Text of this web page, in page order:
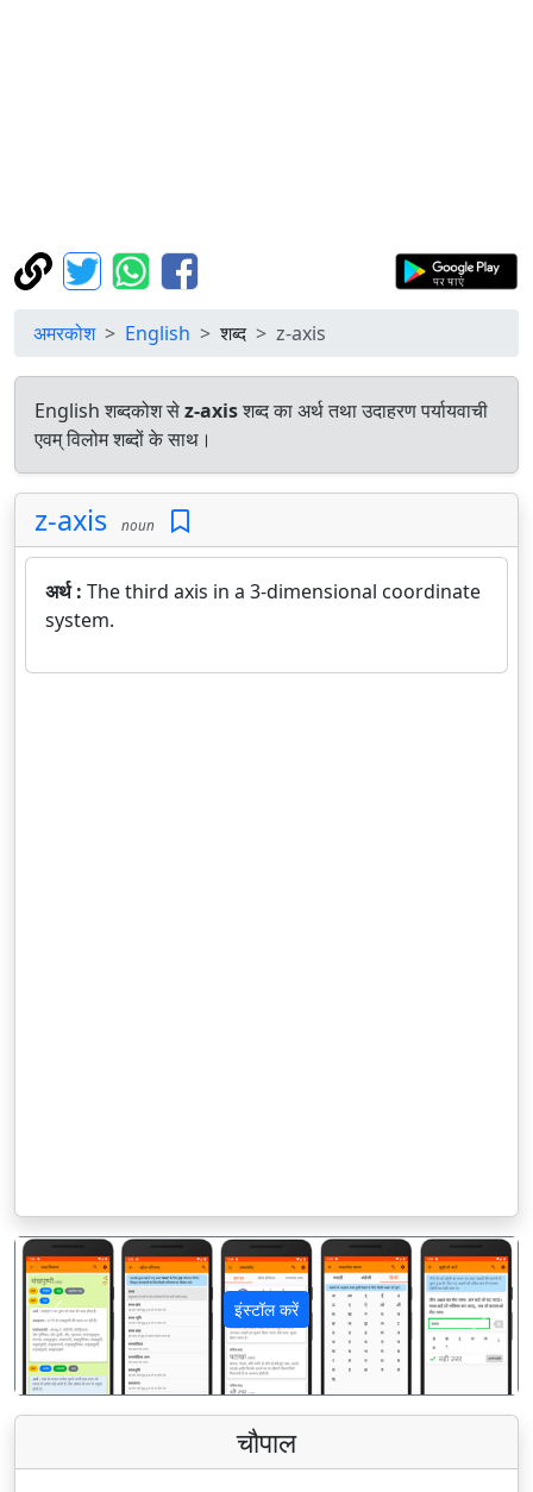
अमरकोश English शब्द z-axis
English शब्दकोश सेz-axisशब्द का अर्थ तथा उदाहरण पर्यायवाची
एवम् विलोम शब्दों के साथ।
z-axis noun
अर्थ : The third axis in a 3-dimensional coordinate
system.
इंस्टॉल करें
पिछला अगला
चौपाल